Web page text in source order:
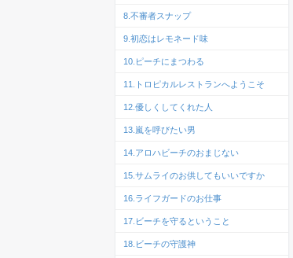
8.不審者スナップ
9.初恋はレモネード味
10.ピーチにまつわる
11.トロピカルレストランへようこそ
12.優しくしてくれた人
13.嵐を呼びたい男
14.アロハビーチのおまじない
15.サムライのお供してもいいですか
16.ライフガードのお仕事
17.ビーチを守るということ
18.ビーチの守護神